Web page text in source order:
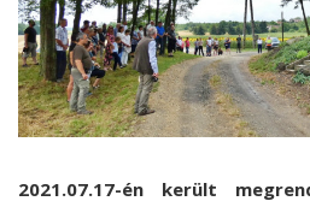
2021.07.17-én került